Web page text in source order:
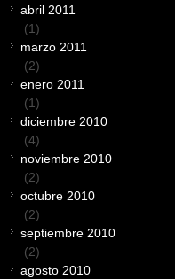
abril 2011
(1)
marzo 2011
(2)
enero 2011
(1)
diciembre 2010
(4)
noviembre 2010
(2)
octubre 2010
(2)
septiembre 2010
(2)
agosto 2010